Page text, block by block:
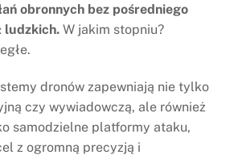
obronnych bez pośredniego
ludzkich. W jakim stopniu?
dronów zapewniają nie tylko
czy wywiadowczą, ale również
samodzielne platformy ataku,
z ogromną precyzją i